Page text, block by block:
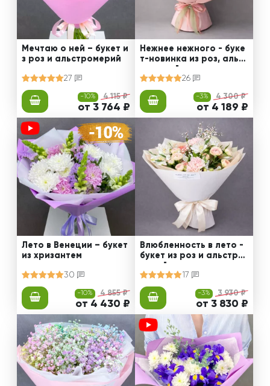
Мечтаю о ней – букет и
з роз и альстромерий
27
-10% 4 115 ₽
от 3 764 ₽
Нежнее нежного - буке
т-новинка из роз, альст
ромерий и калл
26
-3% 4 300 ₽
от 4 189 ₽
Лето в Венеции – букет
из хризантем
30
-10% 4 855 ₽
от 4 430 ₽
Влюбленность в лето -
букет из роз и альстро
мерий
17
-3% 3 930 ₽
от 3 830 ₽